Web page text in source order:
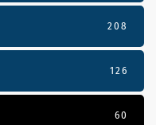
208
126
60